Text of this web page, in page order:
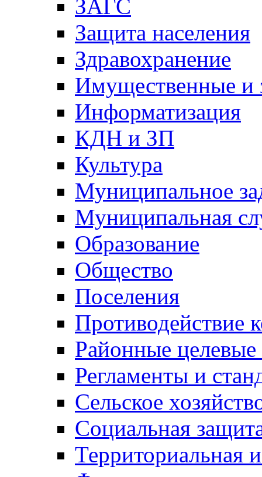
ЗАГС
Защита населения
Здравохранение
Имущественные и
Информатизация
КДН и ЗП
Культура
Муниципальное
Муниципальная
Образование
Общество
Поселения
Противодействие
Районные
Регламенты и
Сельское
Социальная
Территориальная